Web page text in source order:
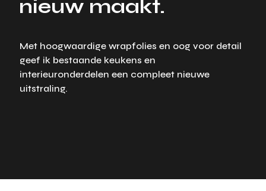
nieuw maakt.
Met hoogwaardige wrapfolies en oog voor detail
geef ik bestaande keukens en
interieuronderdelen een compleet nieuwe
uitstraling.